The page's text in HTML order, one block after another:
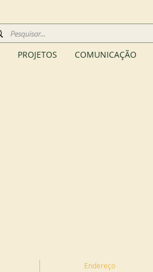
PROJETOS COMUNICAÇÃO
Endereço